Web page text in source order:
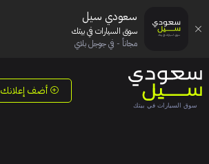
أضف إعلانك
سعودي سيل
سوق السيارات في بيتك
مجاناً - في جوجل بلاي